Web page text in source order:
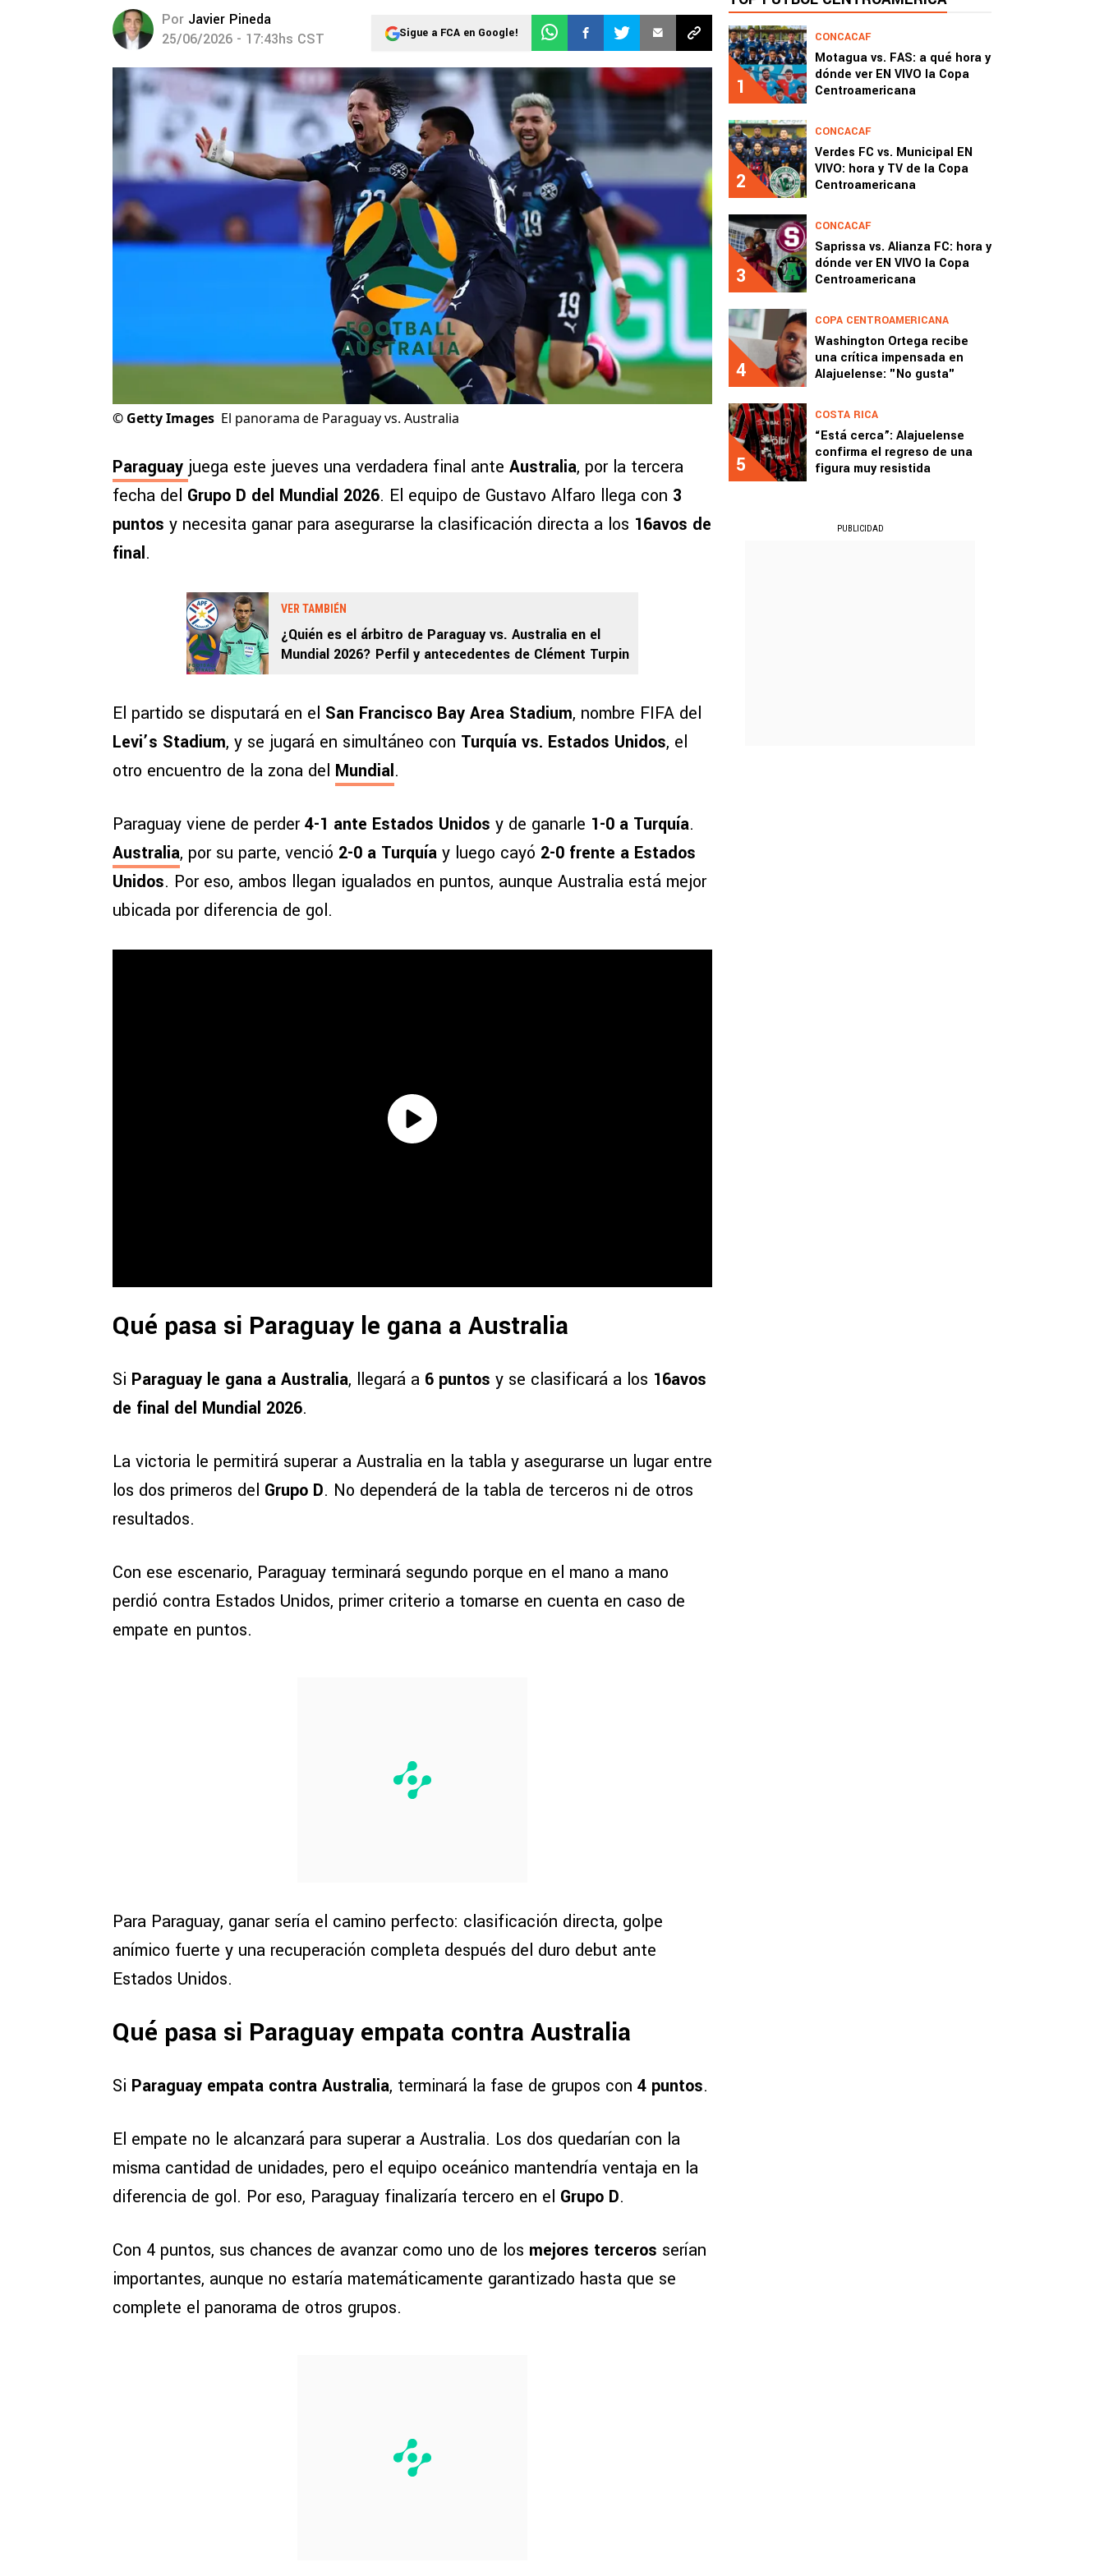
Por Javier Pineda
25/06/2026 - 17:43hs CST
Sigue a FCA en Google!
© Getty Images El panorama de Paraguay vs. Australia
Paraguay juega este jueves una verdadera final ante Australia, por la tercera
fecha del Grupo D del Mundial 2026. El equipo de Gustavo Alfaro llega con 3
puntos y necesita ganar para asegurarse la clasificación directa a los 16avos de
final.
VER TAMBIÉN
¿Quién es el árbitro de Paraguay vs. Australia en el
Mundial 2026? Perfil y antecedentes de Clément Turpin
El partido se disputará en el San Francisco Bay Area Stadium, nombre FIFA del
Levi’s Stadium, y se jugará en simultáneo con Turquía vs. Estados Unidos, el
otro encuentro de la zona del Mundial.
Paraguay viene de perder4-1 ante Estados Unidos y de ganarle 1-0 a Turquía.
Australia, por su parte, venció 2-0 a Turquía y luego cayó 2-0 frente a Estados
Unidos. Por eso, ambos llegan igualados en puntos, aunque Australia está mejor
ubicada por diferencia de gol.
Qué pasa si Paraguay le gana a Australia
Si Paraguay le gana a Australia, llegará a 6 puntos y se clasificará a los 16avos
de final del Mundial 2026.
La victoria le permitirá superar a Australia en la tabla y asegurarse un lugar entre
los dos primeros del Grupo D. No dependerá de la tabla de terceros ni de otros
resultados.
Con ese escenario, Paraguay terminará segundo porque en el mano a mano
perdió contra Estados Unidos, primer criterio a tomarse en cuenta en caso de
empate en puntos.
Para Paraguay, ganar sería el camino perfecto: clasificación directa, golpe
anímico fuerte y una recuperación completa después del duro debut ante
Estados Unidos.
Qué pasa si Paraguay empata contra Australia
Si Paraguay empata contra Australia, terminará la fase de grupos con 4 puntos.
El empate no le alcanzará para superar a Australia. Los dos quedarían con la
misma cantidad de unidades, pero el equipo oceánico mantendría ventaja en la
diferencia de gol. Por eso, Paraguay finalizaría tercero en el Grupo D.
Con 4 puntos, sus chances de avanzar como uno de los mejores terceros serían
importantes, aunque no estaría matemáticamente garantizado hasta que se
complete el panorama de otros grupos.
1
CONCACAF
Motagua vs. FAS: a qué hora y
dónde ver EN VIVO la Copa
Centroamericana
2
CONCACAF
Verdes FC vs. Municipal EN
VIVO: hora y TV de la Copa
Centroamericana
3
CONCACAF
Saprissa vs. Alianza FC: hora y
dónde ver EN VIVO la Copa
Centroamericana
4
COPA CENTROAMERICANA
Washington Ortega recibe
una crítica impensada en
Alajuelense: "No gusta"
5
COSTA RICA
“Está cerca”: Alajuelense
confirma el regreso de una
figura muy resistida
PUBLICIDAD